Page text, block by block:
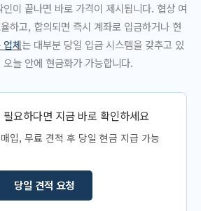
이 끝나면 바로 가격이 제시됩니다. 협상 여
하고, 합의되면 즉시 계좌로 입금하거나 현
업체는 대부분 당일 입금 시스템을 갖추고 있
늘 안에 현금화가 가능합니다.
요하다면 지금 바로 확인하세요
입, 무료 견적 후 당일 현금 지급 가능
당일 견적 요청